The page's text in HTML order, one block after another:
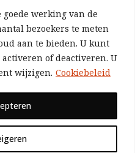
goede werking van de
bezoekers te meten
aan te bieden. U kunt
of deactiveren. U
wijzigen. Cookiebeleid
gefinancierd zijn
commerciële
sponsors), zijn we
tijdschrift uitsluitend
steun van onze
solidariteit.